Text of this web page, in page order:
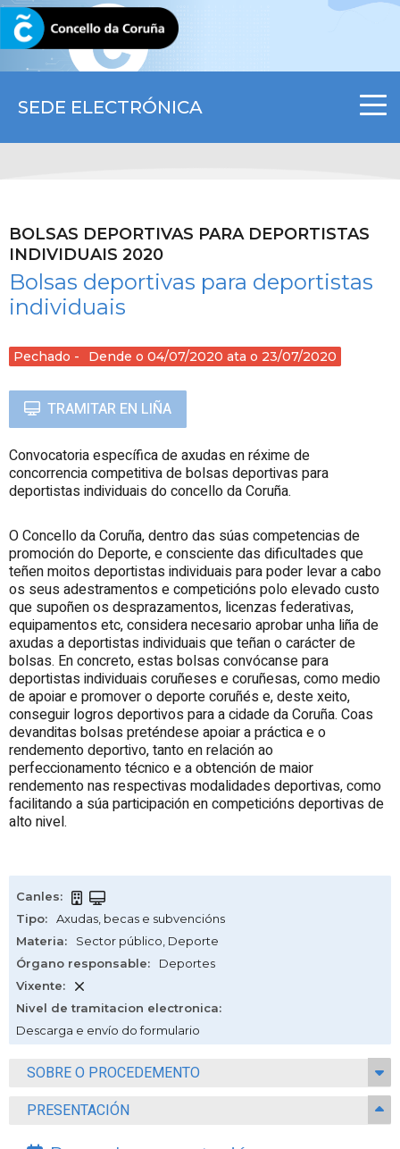
SEDE ELECTRÓNICA
CORUNA.GAL
BOLSAS DEPORTIVAS PARA DEPORTISTAS
INDIVIDUAIS 2020
Bolsas deportivas para deportistas
individuais
Pechado Dende o 04/07/2020 ata o 23/07/2020
TRAMITAR EN LIÑA
Convocatoria específica de axudas en réxime de
concorrencia competitiva de bolsas deportivas para
deportistas individuais do concello da Coruña.
O Concello da Coruña, dentro das súas competencias de
promoción do Deporte, e consciente das dificultades que
teñen moitos deportistas individuais para poder levar a cabo
os seus adestramentos e competicións polo elevado custo
que supoñen os desprazamentos, licenzas federativas,
equipamentos etc, considera necesario aprobar unha liña de
axudas a deportistas individuais que teñan o carácter de
bolsas. En concreto, estas bolsas convócanse para
deportistas individuais coruñeses e coruñesas, como medio
de apoiar e promover o deporte coruñés e, deste xeito,
conseguir logros deportivos para a cidade da Coruña. Coas
devanditas bolsas preténdese apoiar a práctica e o
rendemento deportivo, tanto en relación ao
perfeccionamento técnico e a obtención de maior
rendemento nas respectivas modalidades deportivas, como
facilitando a súa participación en competicións deportivas de
alto nivel.
Canles:
Tipo:
Axudas, becas e subvencións
Materia: Sector público Deporte
Órgano responsable:
Deportes
Vixente:
Nivel de tramitacion electronica:
Descarga e envío do formulario
SOBRE O PROCEDEMENTO
PRESENTACIÓN